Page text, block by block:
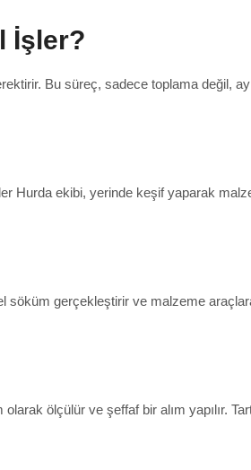
İşler?
Bu süreç, sadece toplama değil,
ekibi, yerinde keşif yaparak
söküm gerçekleştirir ve malzeme
ölçülür ve şeffaf bir alım yapılır.